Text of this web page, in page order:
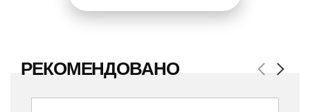
РЕКОМЕНДОВАНО Previous
Next